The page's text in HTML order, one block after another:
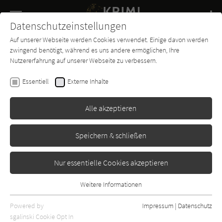
SUCHE
Buch-
Entdecker
Forum Charts
Nick Stone
Todesritual
Erschienen: Januar 2012 Bibliogr. Angaben
Datenschutzeinstellungen
Auf unserer Webseite werden Cookies verwendet. Einige davon werden
zwingend benötigt, während es uns andere ermöglichen, Ihre
Nutzererfahrung auf unserer Webseite zu verbessern.
Essentiell Externe Inhalte
Alle akzeptieren
Speichern & schließen
Nur essentielle Cookies akzeptieren
Essentielle Cookies werden für grundlegende Funktionen der
Webseite benötigt. Dadurch ist gewährleistet, dass die Webseite
Weitere Informationen
Powered by
sgalinski Cookie Opt In
Impressum | Datenschutz